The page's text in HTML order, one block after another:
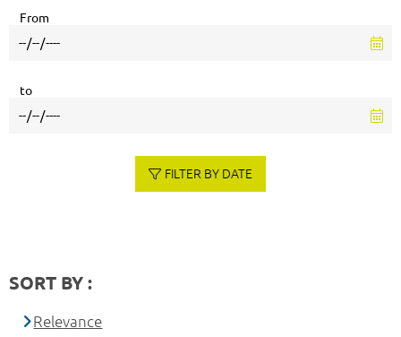
From
to
FILTER BY DATE
SORT BY :
Relevance